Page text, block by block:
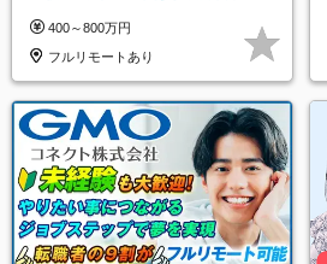
400～800万円
フルリモートあり